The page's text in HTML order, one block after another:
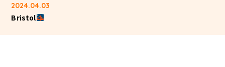
2024.04.03
Bristol